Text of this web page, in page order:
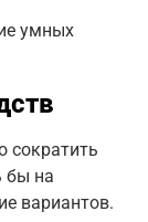
умных
сократить
бы на
вариантов.